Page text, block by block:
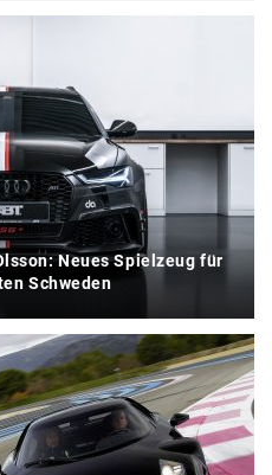
Neues Spielzeug für
Schweden